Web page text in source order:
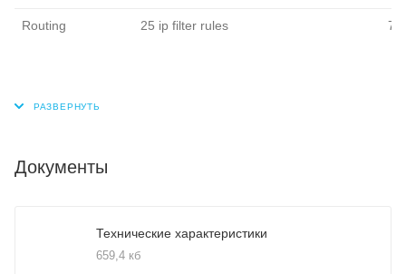
Routing 25 ip filter rules 7.8
Документы
Технические характеристики
659,4 кб